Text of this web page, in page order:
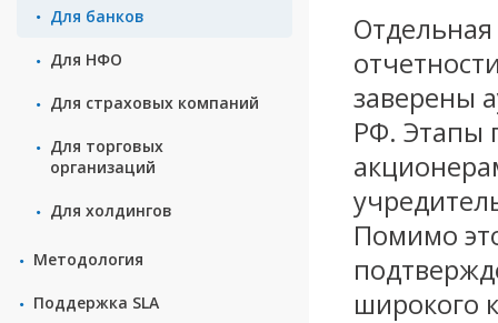
Для банков
Для НФО
Для страxовых компаний
Для торговых
организаций
Для холдингов
Методология
Поддержка SLA
заверены
РФ. Этапы
Помимо
широкого